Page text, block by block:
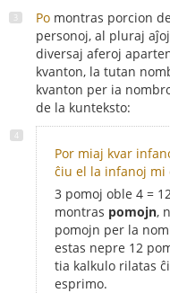
Po montras porcion
personoj, al pluraj
diversaj aferoj
kvanton, la tutan
kvanton per ia
de la kunteksto:
Por miaj kvar
ĉiu el la infanoj mi
3 pomoj oble 4 =
montras pomojn,
pomojn per la
estas nepre 12
tia kalkulo rilatas
esprimo.